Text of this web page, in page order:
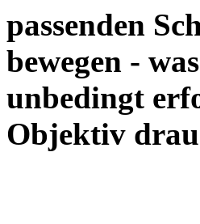
passenden
bewegen -
unbedingt
Objektiv